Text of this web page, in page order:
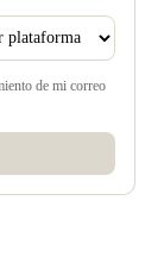
de mi correo